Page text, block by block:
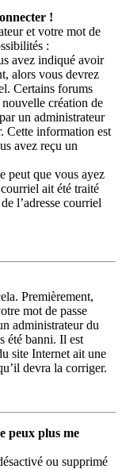
!
et votre mot de
:
avez indiqué avoir
alors vous devrez
Certains forums
création de
un administrateur
Cette information est
avez reçu un
peut que vous ayez
ait été traité
l’adresse courriel
Premièrement,
mot de passe
administrateur du
été banni. Il est
site Internet ait une
devra la corriger.
peux plus me
ou supprimé